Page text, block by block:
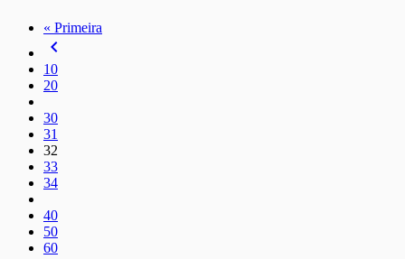
« Primeira
navigate_before
10
20
30
31
32
33
34
40
50
60